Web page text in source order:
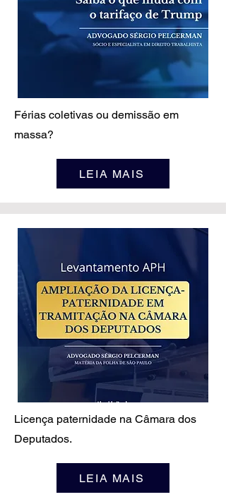
Férias coletivas ou demissão em
massa?
LEIA MAIS
Licença paternidade na Câmara dos
Deputados.
LEIA MAIS